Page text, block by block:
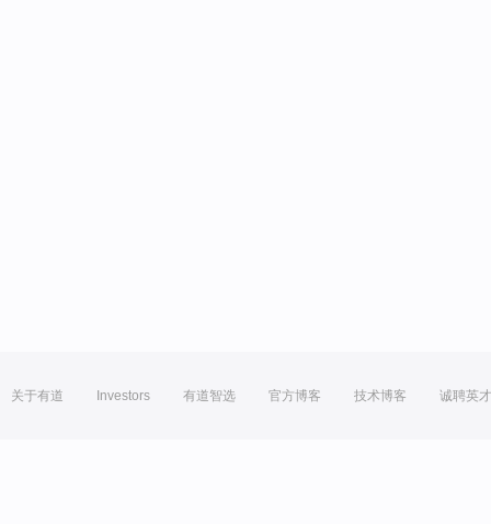
关于有道 Investors 有道智选 官方博客 技术博客 诚聘英才